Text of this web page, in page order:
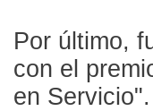
Por último,
con el
en Servicio".